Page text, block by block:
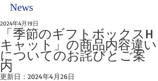
News
「季節のギフトボックスH
キャット」の商品内容違い
についてのお詫びとご案
内
2024年4月19日
更新日： 2024年4月26日